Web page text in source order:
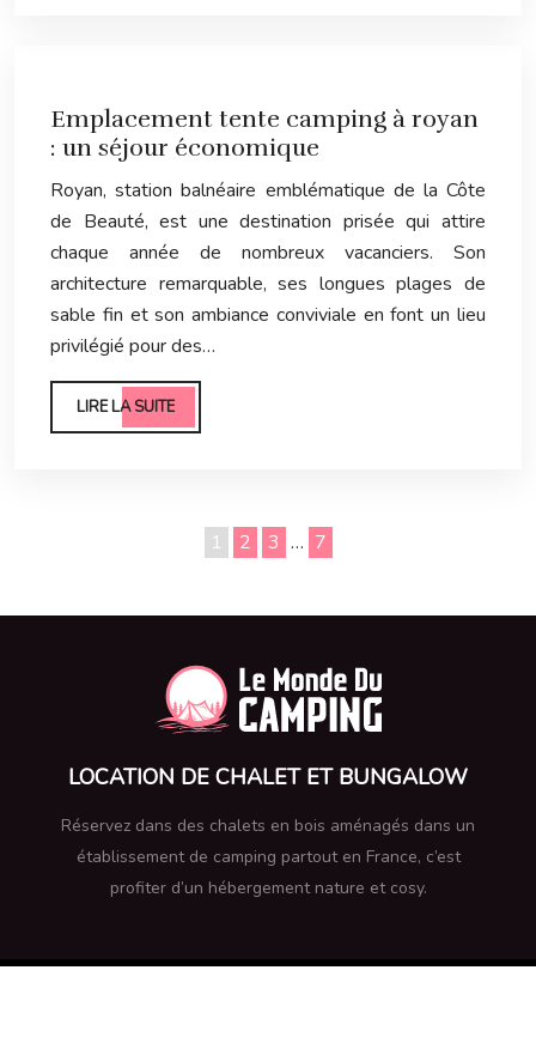
Emplacement tente camping à royan
: un séjour économique
Royan, station balnéaire emblématique de la Côte
de Beauté, est une destination prisée qui attire
chaque année de nombreux vacanciers. Son
architecture remarquable, ses longues plages de
sable fin et son ambiance conviviale en font un lieu
privilégié pour des…
LIRE LA SUITE
1 2 3 … 7
LOCATION DE CHALET ET BUNGALOW
Réservez dans des chalets en bois aménagés dans un
établissement de camping partout en France, c’est
profiter d’un hébergement nature et cosy.